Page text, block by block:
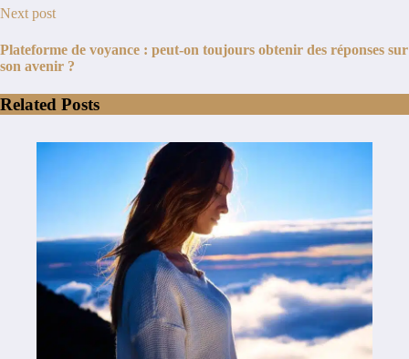
Next post
Plateforme de voyance : peut-on toujours obtenir des réponses sur
son avenir ?
Related Posts